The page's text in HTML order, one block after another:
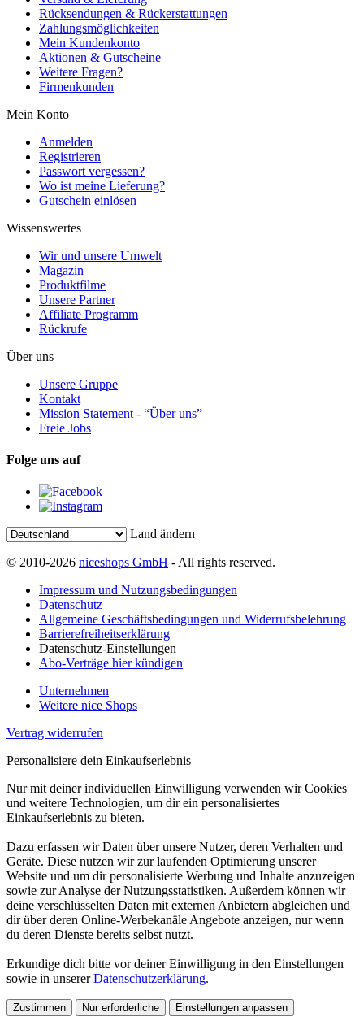
Rücksendungen & Rückerstattungen
Zahlungsmöglichkeiten
Mein Kundenkonto
Aktionen & Gutscheine
Weitere Fragen?
Firmenkunden
Mein Konto
Anmelden
Registrieren
Passwort vergessen?
Wo ist meine Lieferung?
Gutschein einlösen
Wissenswertes
Wir und unsere Umwelt
Magazin
Produktfilme
Unsere Partner
Affiliate Programm
Rückrufe
Über uns
Unsere Gruppe
Kontakt
Mission Statement - “Über uns”
Freie Jobs
Folge uns auf
Land ändern
© 2010-2026 niceshops GmbH - All rights reserved.
Impressum und Nutzungsbedingungen
Datenschutz
Allgemeine Geschäftsbedingungen und Widerrufsbelehrung
Barrierefreiheitserklärung
Datenschutz-Einstellungen
Abo-Verträge hier kündigen
Unternehmen
Weitere nice Shops
Vertrag widerrufen
Personalisiere dein Einkaufserlebnis
Nur mit deiner individuellen Einwilligung verwenden wir Cookies
und weitere Technologien, um dir ein personalisiertes
Einkaufserlebnis zu bieten.
Dazu erfassen wir Daten über unsere Nutzer, deren Verhalten und
Geräte. Diese nutzen wir zur laufenden Optimierung unserer
Website und um dir personalisierte Werbung und Inhalte anzuzeigen
sowie zur Analyse der Nutzungsstatistiken. Außerdem können wir
deine verschlüsselten Daten mit externen Anbietern abgleichen und
dir über deren Online-Werbekanäle Angebote anzeigen, nur wenn
du deren Dienste bereits selbst nutzt.
Erkundige dich bitte vor deiner Einwilligung in den Einstellungen
sowie in unsererDatenschutzerklärung.
Zustimmen Nur erforderliche Einstellungen anpassen